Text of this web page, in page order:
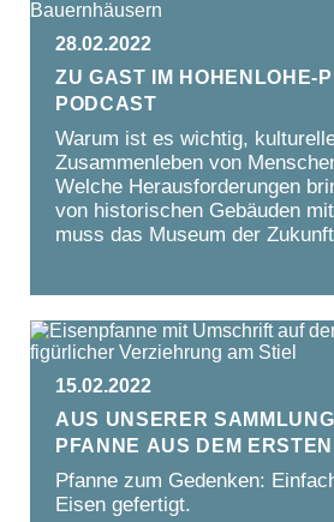
28.02.2022
Zu Gast im Hohenlohe-
Podcast
Warum ist es wichtig,
Zusammenleben von
Welche Herausforderungen
von historischen Gebäuden
muss das Museum der
15.02.2022
Aus unserer
Pfanne aus dem
Pfanne zum Gedenken:
Eisen gefertigt.